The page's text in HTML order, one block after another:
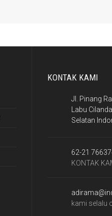
KONTAK KAMI
Jl. Pinang
Labu
Selatan
62-21
KONTAK
kami selalu